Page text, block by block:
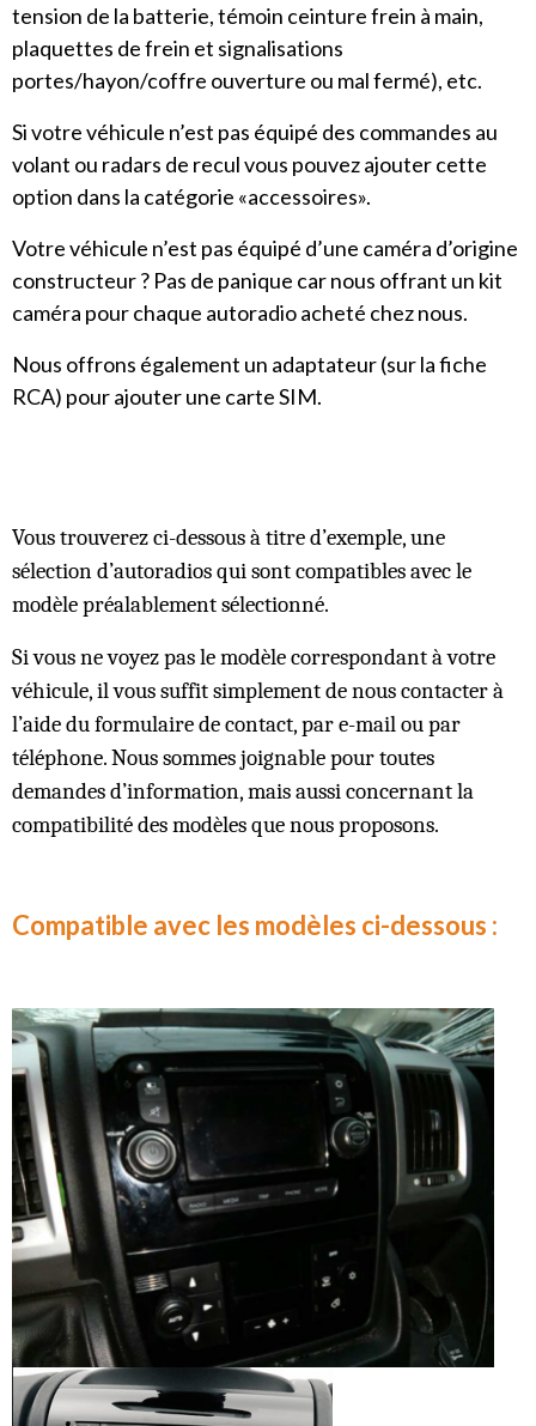
tension de la batterie, témoin ceinture frein à main,
plaquettes de frein et signalisations
portes/hayon/coffre ouverture ou mal fermé), etc.
Si votre véhicule n’est pas équipé des commandes au
volant ou radars de recul vous pouvez ajouter cette
option dans la catégorie «accessoires».
Votre véhicule n’est pas équipé d’une caméra d’origine
constructeur ? Pas de panique car nous offrant un kit
caméra pour chaque autoradio acheté chez nous.
Nous offrons également un adaptateur (sur la fiche
RCA) pour ajouter une carte SIM.
Vous trouverez ci-dessous à titre d’exemple, une
sélection d’autoradios qui sont compatibles avec le
modèle préalablement sélectionné.
Si vous ne voyez pas le modèle correspondant à votre
véhicule, il vous suffit simplement de nous contacter à
l’aide du formulaire de contact, par e-mail ou par
téléphone. Nous sommes joignable pour toutes
demandes d’information, mais aussi concernant la
compatibilité des modèles que nous proposons.
Compatible avec les modèles ci-dessous :